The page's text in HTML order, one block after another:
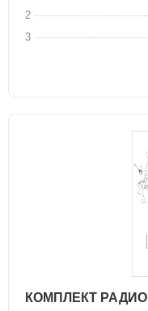
2
3
КОМПЛЕКТ РАДИО